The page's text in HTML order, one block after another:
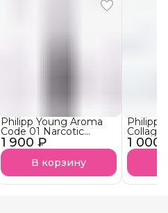
1 900 ₽
Philipp Young Aroma
Code 01 Narcotic
Blossom Арома-
Бустер
Наркотический
Цветок
В корзину
1 000
Philipp
Ultra